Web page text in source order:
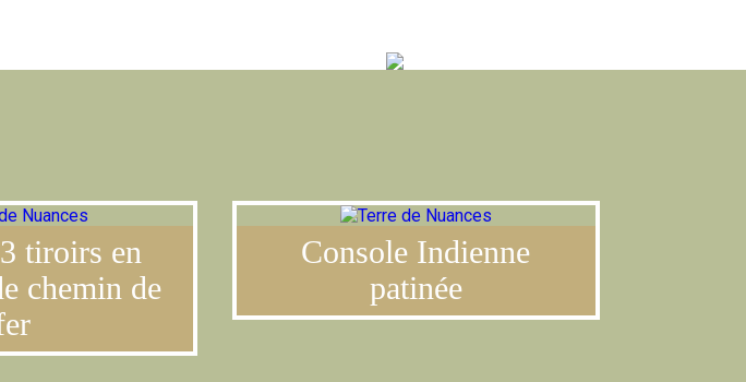
tiroirs en
chemin de
Console Indienne
patinée